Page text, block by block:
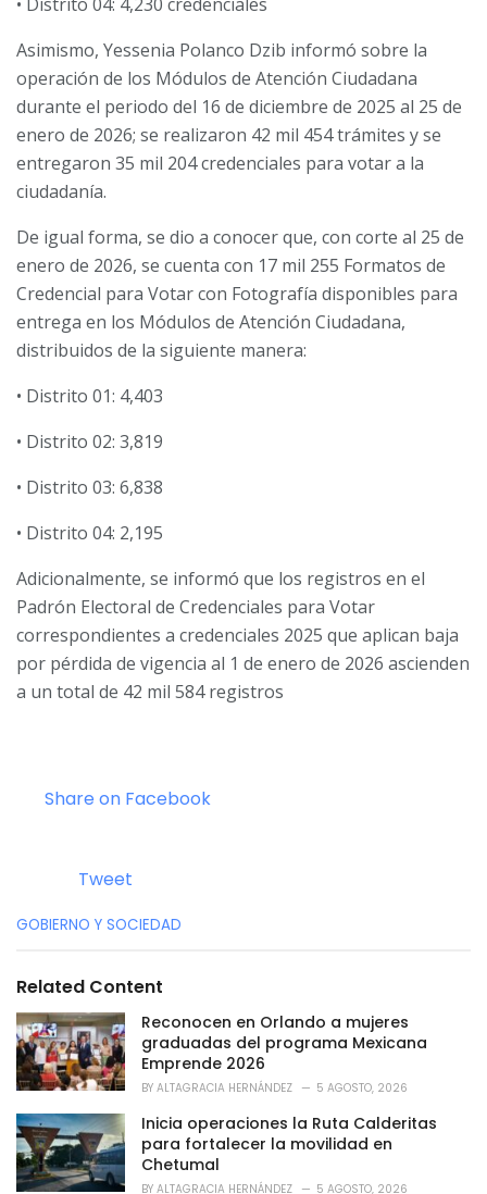
Asimismo, Yessenia Polanco Dzib informó sobre la
operación de los Módulos de Atención Ciudadana
durante el periodo del 16 de diciembre de 2025 al 25 de
enero de 2026; se realizaron 42 mil 454 trámites y se
entregaron 35 mil 204 credenciales para votar a la
ciudadanía.
De igual forma, se dio a conocer que, con corte al 25 de
enero de 2026, se cuenta con 17 mil 255 Formatos de
Credencial para Votar con Fotografía disponibles para
entrega en los Módulos de Atención Ciudadana,
distribuidos de la siguiente manera:
• Distrito 01: 4,403
• Distrito 02: 3,819
• Distrito 03: 6,838
• Distrito 04: 2,195
Adicionalmente, se informó que los registros en el
Padrón Electoral de Credenciales para Votar
correspondientes a credenciales 2025 que aplican baja
por pérdida de vigencia al 1 de enero de 2026 ascienden
a un total de 42 mil 584 registros
Share on Facebook
Tweet
C
e
o
r
i
e
:
GOBIERNO Y SOCIEDAD
Related Content
Reconocen en Orlando a mujeres
graduadas del programa Mexicana
Emprende 2026
BY ALTAGRACIA HERNÁNDEZ 5 AGOSTO, 2026
Inicia operaciones la Ruta Calderitas
para fortalecer la movilidad en
Chetumal
BY ALTAGRACIA HERNÁNDEZ 5 AGOSTO, 2026